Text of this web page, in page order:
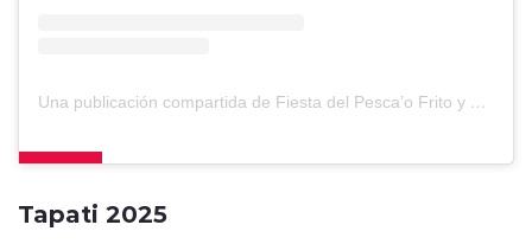
Una publicación compartida de Fiesta del Pesca’o Frito y su Gran Minga Solidaria Puerto Cisnes (@fiestadelpescaofrito)
Tapati 2025